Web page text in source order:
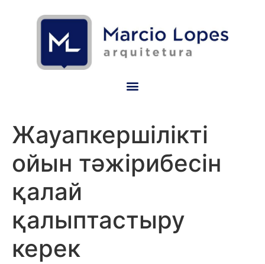
Жауапкершілікті
ойын тәжірибесін
қалай
қалыптастыру
керек